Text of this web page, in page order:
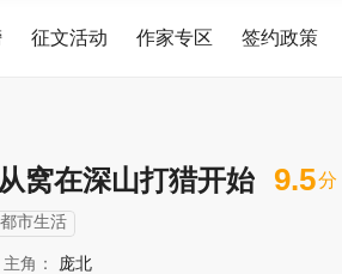
征文活动 作家专区 签约政策
窝在深山打猎开始 9.5分
都市生活
主角： 庞北